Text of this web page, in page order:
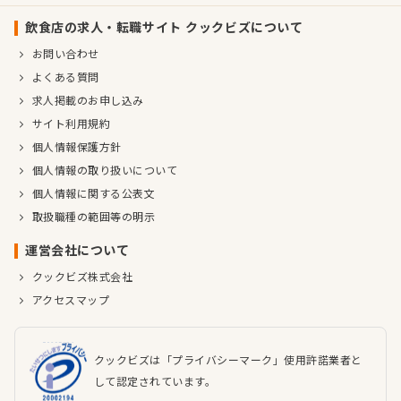
飲食店の求人・転職サイト クックビズについて
お問い合わせ
よくある質問
求人掲載のお申し込み
サイト利用規約
個人情報保護方針
個人情報の取り扱いについて
個人情報に関する公表文
取扱職種の範囲等の明示
運営会社について
クックビズ株式会社
アクセスマップ
クックビズは「プライバシーマーク」使用許諾業者と
して認定されています。